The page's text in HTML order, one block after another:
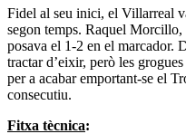
Fidel al seu inici, el Villarreal
segon temps. Raquel Morcillo,
posava el 1-2 en el marcador.
tractar d’eixir, però les
per a acabar emportant-se el
consecutiu.
Fitxa tècnica: